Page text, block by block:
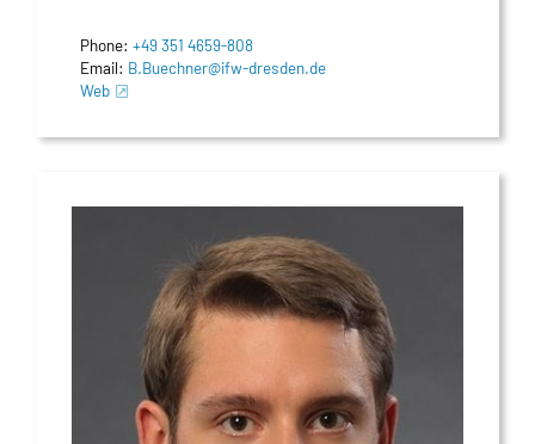
Phone: +49 351 4659-808
Email: B.Buechner@ifw-dresden.de
Web